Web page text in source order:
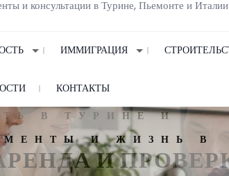
и консультации в Турине, Пьемонте и Италии
ИММИГРАЦИЯ
КОНТАКТЫ
И ЖИЗНЬ В